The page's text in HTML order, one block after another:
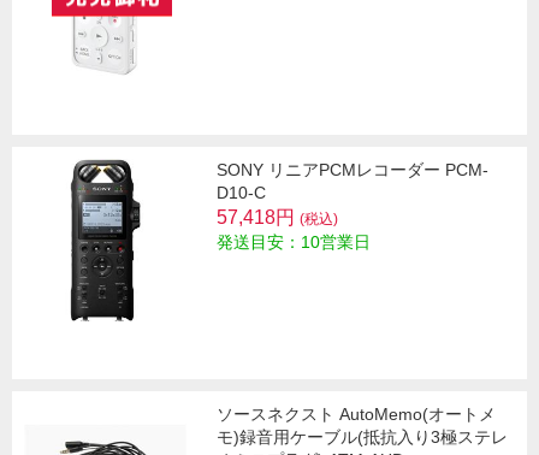
SONY リニアPCMレコーダー PCM-
D10-C
57,418円 (税込)
発送目安：10営業日
ソースネクスト AutoMemo(オートメ
モ)録音用ケーブル(抵抗入り3極ステレ